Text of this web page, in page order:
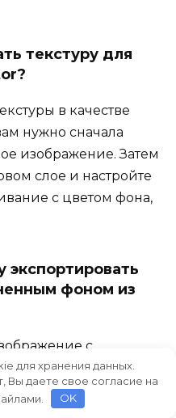
текстуру для
в качестве
нужно сначала
изображение. Затем
слое и настройте
с цветом фона,
экспортировать
фоном из
с
Illustrator,
плане, затем
в новый документ
для хранения данных.
Вы даете свое согласие на
OK